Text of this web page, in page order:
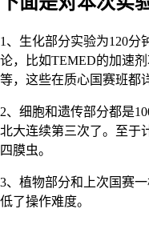
1、生化部分实验为120分
论，比如TEMED的加速
等，这些在质心国赛班都
2、细胞和遗传部分都是
北大连续第三次了。至于
四膜虫。
3、植物部分和上次国赛
低了操作难度。